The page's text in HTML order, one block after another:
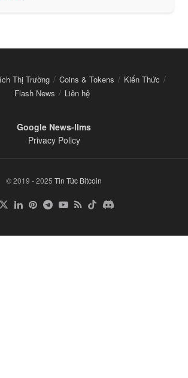
Thị Trường Coins & Tokens
Kiến Thức
Flash News
Liên hệ
Google News-llms
Privacy Policy
© 2019 - 2025 Tin Tức Bitcoin